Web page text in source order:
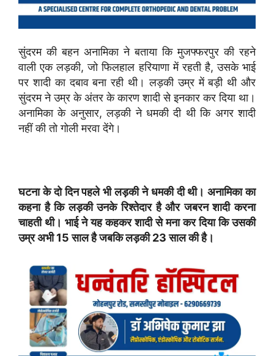
सुंदरम की बहन अनामिका ने बताया कि मुजफ्फरपुर की रहने
वाली एक लड़की, जो फिलहाल हरियाणा में रहती है, उसके भाई
पर शादी का दबाव बना रही थी। लड़की उम्र में बड़ी थी और
सुंदरम ने उम्र के अंतर के कारण शादी से इनकार कर दिया था।
अनामिका के अनुसार, लड़की ने धमकी दी थी कि अगर शादी
नहीं की तो गोली मरवा देंगे।
घटना के दो दिन पहले भी लड़की ने धमकी दी थी। अनामिका का
कहना है कि लड़की उनके रिश्तेदार है और जबरन शादी करना
चाहती थी। भाई ने यह कहकर शादी से मना कर दिया कि उसकी
उम्र अभी 15 साल है जबकि लड़की 23 साल की है।